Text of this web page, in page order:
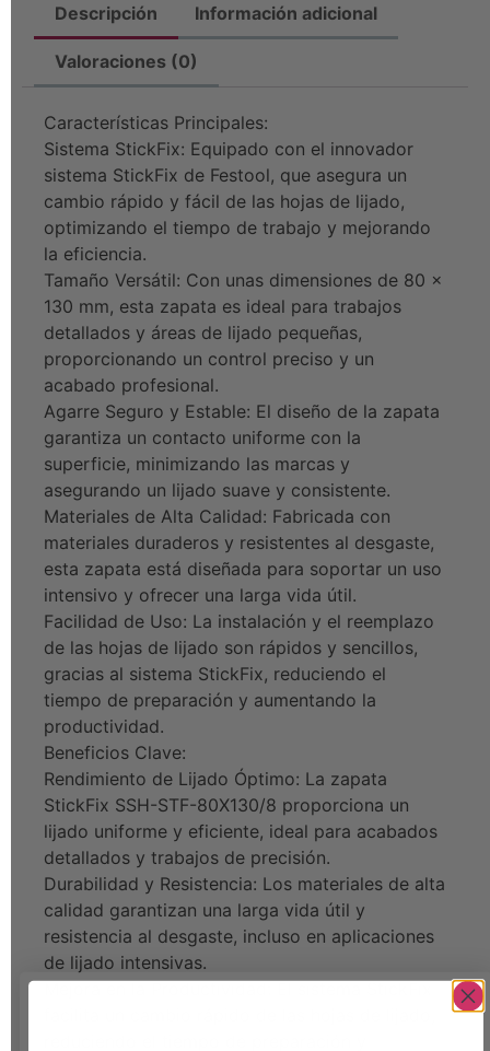
Descripción Información adicional
Valoraciones (0)
Características Principales:
Sistema StickFix: Equipado con el innovador
sistema StickFix de Festool, que asegura un
cambio rápido y fácil de las hojas de lijado,
optimizando el tiempo de trabajo y mejorando
la eficiencia.
Tamaño Versátil: Con unas dimensiones de 80 x
130 mm, esta zapata es ideal para trabajos
detallados y áreas de lijado pequeñas,
proporcionando un control preciso y un
acabado profesional.
Agarre Seguro y Estable: El diseño de la zapata
garantiza un contacto uniforme con la
superficie, minimizando las marcas y
asegurando un lijado suave y consistente.
Materiales de Alta Calidad: Fabricada con
materiales duraderos y resistentes al desgaste,
esta zapata está diseñada para soportar un uso
intensivo y ofrecer una larga vida útil.
Facilidad de Uso: La instalación y el reemplazo
de las hojas de lijado son rápidos y sencillos,
gracias al sistema StickFix, reduciendo el
tiempo de preparación y aumentando la
productividad.
Beneficios Clave:
Rendimiento de Lijado Óptimo: La zapata
StickFix SSH-STF-80X130/8 proporciona un
lijado uniforme y eficiente, ideal para acabados
detallados y trabajos de precisión.
Durabilidad y Resistencia: Los materiales de alta
calidad garantizan una larga vida útil y
resistencia al desgaste, incluso en aplicaciones
de lijado intensivas.